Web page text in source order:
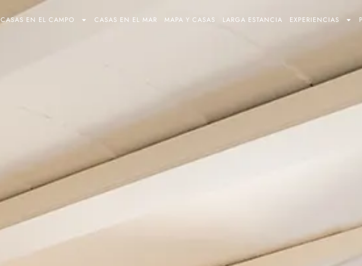
CASAS EN EL CAMPO CASAS EN EL MAR MAPA Y CASAS LARGA ESTANCIA EXPERIENCIAS
CASAS EN EL CAMPO CASAS EN EL MAR MAPA Y CASAS LARGA ESTANCIA